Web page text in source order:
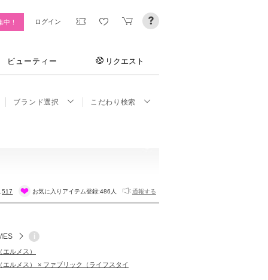
中！ ログイン
ビューティー リクエスト
ブランド選択 こだわり検索
お気に入りアイテム登録:486人 通報する
i
エルメス）
エルメス） × ファブリック（ライフスタイ